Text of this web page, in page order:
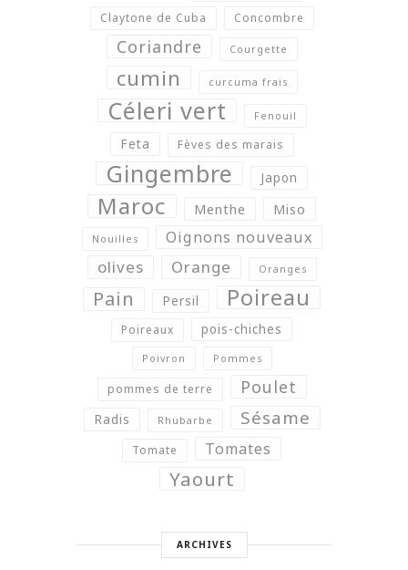
Claytone de Cuba
Concombre
Coriandre Courgette
cumin curcuma frais
Céleri vert Fenouil
Feta Fèves des marais
Gingembre Japon
Maroc Menthe Miso
Nouilles Oignons nouveaux
olives Orange Oranges
Pain Persil Poireau
Poireaux pois-chiches
Poivron Pommes
pommes de terre Poulet
Radis Rhubarbe Sésame
Tomate Tomates
Yaourt
ARCHIVES